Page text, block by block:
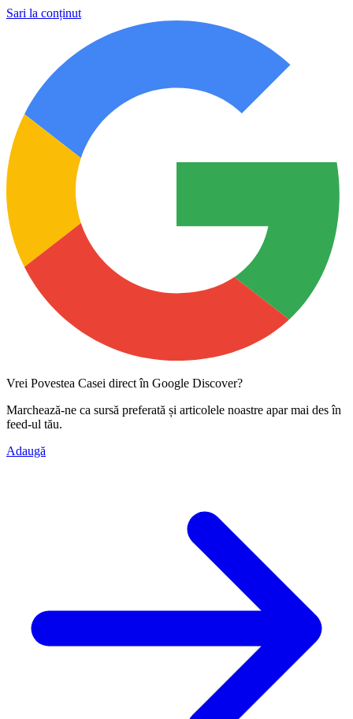
Sari la conținut
Vrei Povestea Casei direct în Google Discover?
Marchează-ne ca sursă preferată și articolele noastre apar mai des în
feed-ul tău.
Adaugă